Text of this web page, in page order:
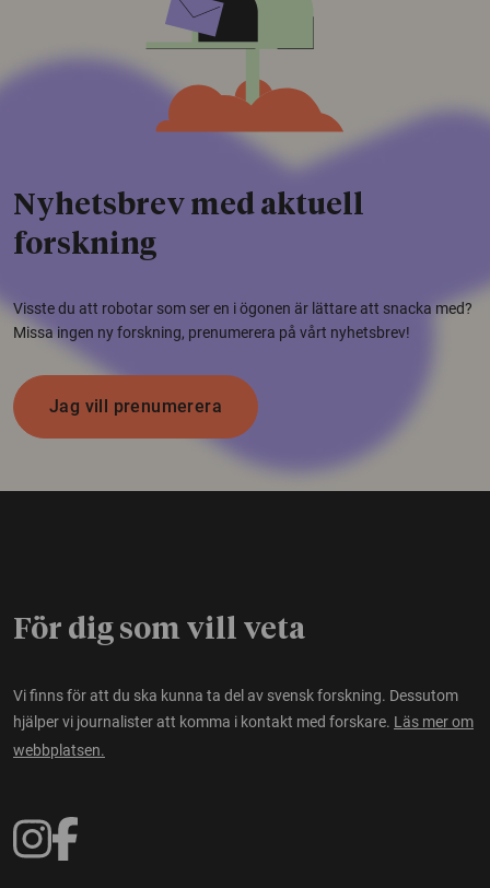
Nyhetsbrev med aktuell
forskning
Visste du att robotar som ser en i ögonen är lättare att snacka med?
Missa ingen ny forskning, prenumerera på vårt nyhetsbrev!
Jag vill prenumerera
För dig som vill veta
Vi finns för att du ska kunna ta del av svensk forskning. Dessutom
hjälper vi journalister att komma i kontakt med forskare. Läs mer om
webbplatsen.